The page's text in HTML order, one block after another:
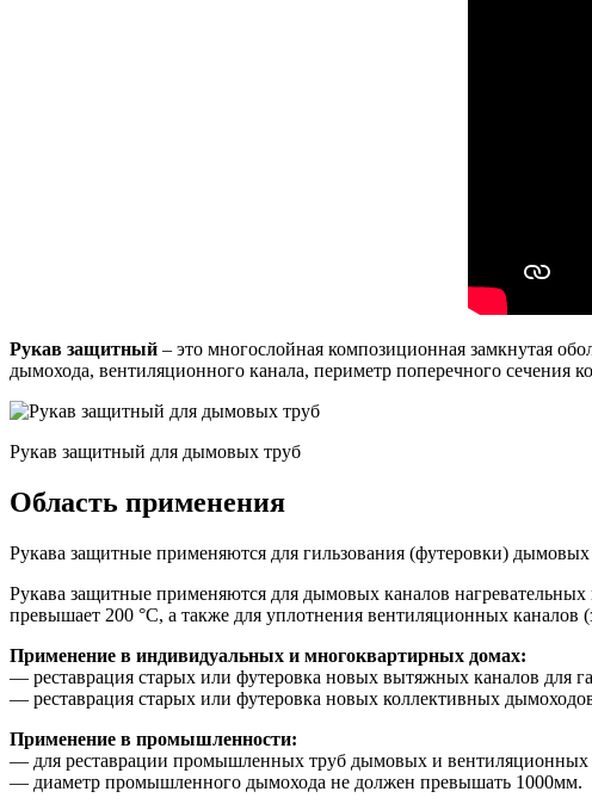
Рукав защитный – это многослойная композиционная замкнутая
дымохода, вентиляционного канала, периметр поперечного сечения
Рукав защитный для дымовых труб
Область применения
Рукава защитные применяются для гильзования (футеровки)
Рукава защитные применяются для дымовых каналов
превышает 200 °С, а также для уплотнения вентиляционных каналов
Применение в индивидуальных и многоквартирных домах:
— реставрация старых или футеровка новых вытяжных каналов для
— реставрация старых или футеровка новых коллективных
Применение в промышленности:
— для реставрации промышленных труб дымовых и вентиляционных
— диаметр промышленного дымохода не должен превышать 1000мм.